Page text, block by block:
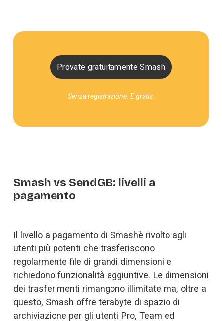
Provate gratuitamente Smash
Senza registrazione. E gratis.
Smash vs SendGB: livelli a
pagamento
Il livello a pagamento di Smashè rivolto agli
utenti più potenti che trasferiscono
regolarmente file di grandi dimensioni e
richiedono funzionalità aggiuntive. Le dimensioni
dei trasferimenti rimangono illimitate ma, oltre a
questo, Smash offre terabyte di spazio di
archiviazione per gli utenti Pro, Team ed